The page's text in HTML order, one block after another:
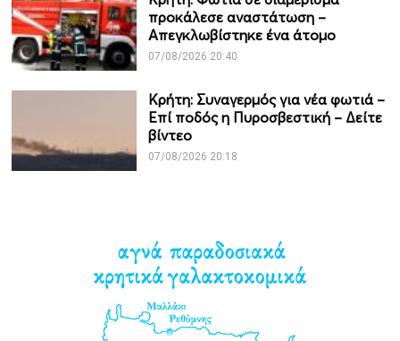
προκάλεσε αναστάτωση –
Απεγκλωβίστηκε ένα άτομο
07/08/2026 20:40
Κρήτη: Συναγερμός για νέα φωτιά –
Επί ποδός η Πυροσβεστική – Δείτε
βίντεο
07/08/2026 20:18